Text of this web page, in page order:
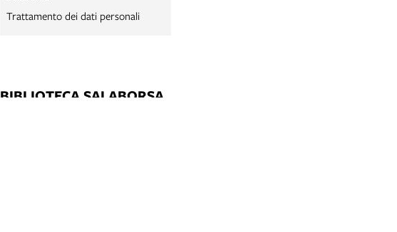
Trattamento dei dati personali
BIBLIOTECA SALABORSA